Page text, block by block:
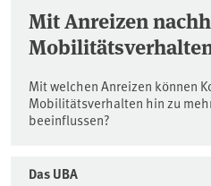
Mit Anreizen
Mit welchen Anreizen können
Mobilitätsverhalten hin zu
beeinflussen?
Das UBA